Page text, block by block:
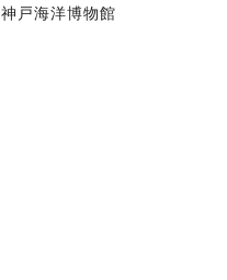
神戸海洋博物館